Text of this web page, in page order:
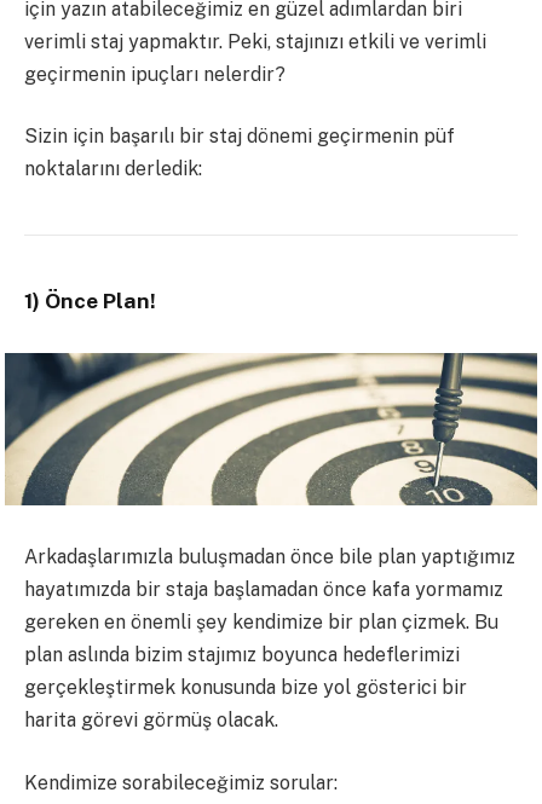
için yazın atabileceğimiz en güzel adımlardan biri
verimli staj yapmaktır. Peki, stajınızı etkili ve verimli
geçirmenin ipuçları nelerdir?
Sizin için başarılı bir staj dönemi geçirmenin püf
noktalarını derledik:
1) Önce Plan!
Arkadaşlarımızla buluşmadan önce bile plan yaptığımız
hayatımızda bir staja başlamadan önce kafa yormamız
gereken en önemli şey kendimize bir plan çizmek. Bu
plan aslında bizim stajımız boyunca hedeflerimizi
gerçekleştirmek konusunda bize yol gösterici bir
harita görevi görmüş olacak.
Kendimize sorabileceğimiz sorular: